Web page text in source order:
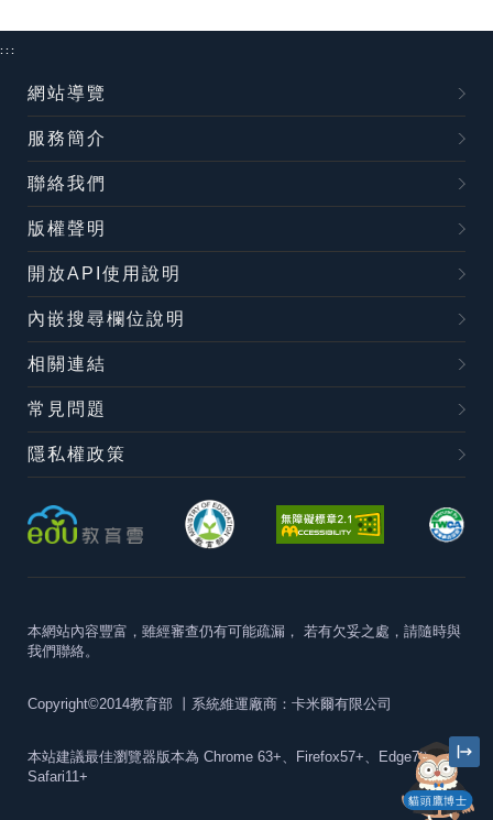
貓頭鷹博士
:::
網站導覽
服務簡介
聯絡我們
版權聲明
開放API使用說明
內嵌搜尋欄位說明
相關連結
常見問題
隱私權政策
本網站內容豐富，雖經審查仍有可能疏漏， 若有欠妥之處，請隨時與
我們聯絡。
Copyright©2014教育部 丨系統維運廠商：卡米爾有限公司
本站建議最佳瀏覽器版本為 Chrome 63+、Firefox57+、Edge79+及
Safari11+